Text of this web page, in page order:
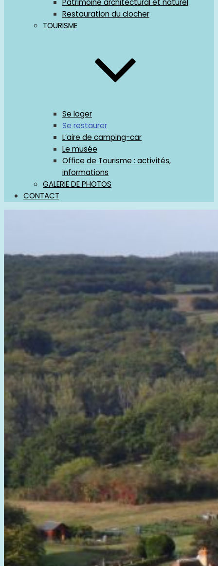
Patrimoine architectural et naturel
Restauration du clocher
TOURISME
Se loger
Se restaurer
L’aire de camping-car
Le musée
Office de Tourisme : activités,
informations
GALERIE DE PHOTOS
CONTACT